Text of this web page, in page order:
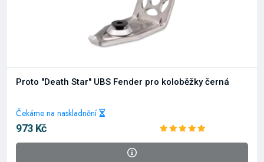
Proto "Death Star" UBS Fender pro koloběžky černá
Čekáme na naskladnění
973 Kč